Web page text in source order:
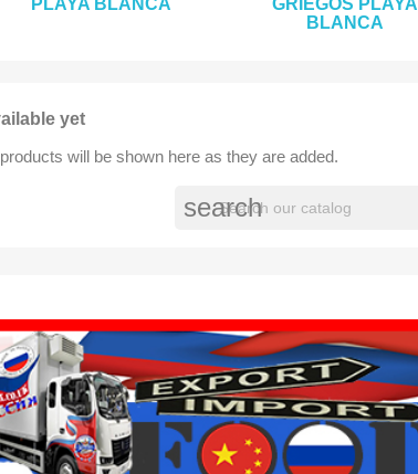
PLAYA BLANCA
GRIEGOS PLAYA
BLANCA
yet
will be shown here as they are added.
search